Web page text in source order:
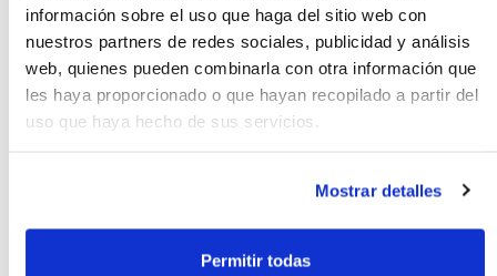
información sobre el uso que haga del sitio web con
nuestros partners de redes sociales, publicidad y análisis
web, quienes pueden combinarla con otra información que
les haya proporcionado o que hayan recopilado a partir del
uso que haya hecho de sus servicios.
Mostrar detalles
Permitir todas
Anayón Rosado Garnacha 6
meses en barricas, botella de
750 ml
Idrias Rosado, botella de 750